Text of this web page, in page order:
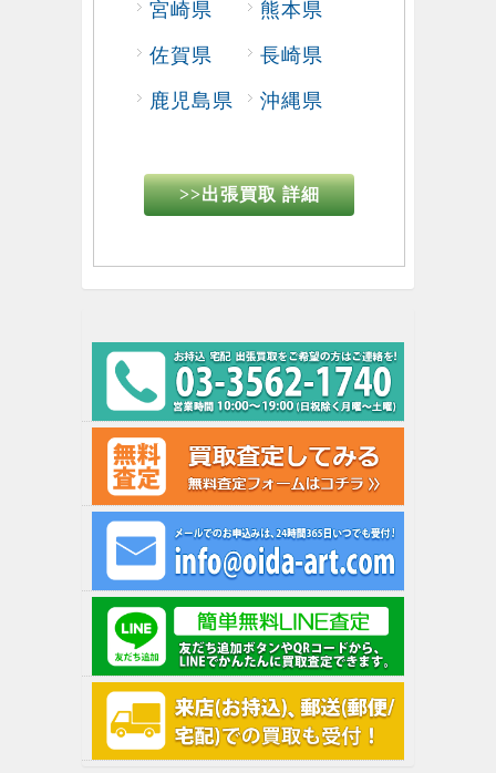
宮崎県 熊本県
佐賀県 長崎県
鹿児島県 沖縄県
>>出張買取 詳細